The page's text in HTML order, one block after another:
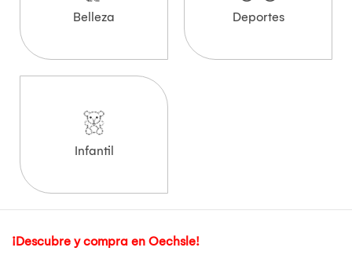
Belleza Deportes
Infantil
¡Descubre y compra en Oechsle!